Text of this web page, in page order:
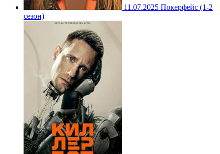
11.07.2025 Покерфейс (1-2
сезон)